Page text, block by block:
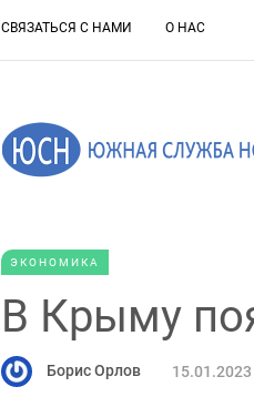
СВЯЗАТЬСЯ С НАМИ О НАС
ЭКОНОМИКА
В Крыму
Борис Орлов 15.01.2023